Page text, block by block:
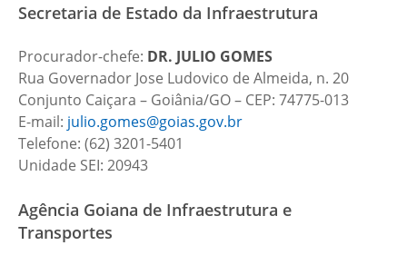
Secretaria de Estado da Infraestrutura
Procurador-chefe: DR. JULIO GOMES
Rua Governador Jose Ludovico de Almeida, n. 20
Conjunto Caiçara – Goiânia/GO – CEP: 74775-013
E-mail: julio.gomes@goias.gov.br
Telefone: (62) 3201-5401
Unidade SEI: 20943
Agência Goiana de Infraestrutura e
Transportes